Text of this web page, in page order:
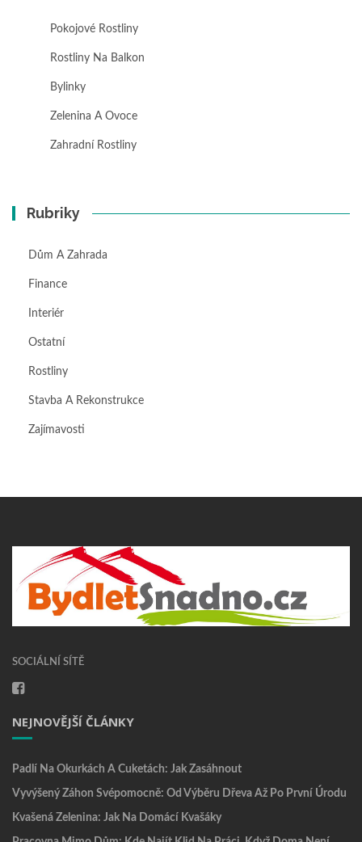
Pokojové Rostliny
Rostliny Na Balkon
Bylinky
Zelenina A Ovoce
Zahradní Rostliny
Rubriky
Dům A Zahrada
Finance
Interiér
Ostatní
Rostliny
Stavba A Rekonstrukce
Zajímavosti
SOCIÁLNÍ SÍTĚ
NEJNOVĚJŠÍ ČLÁNKY
Padlí Na Okurkách A Cuketách: Jak Zasáhnout
Vyvýšený Záhon Svépomocně: Od Výběru Dřeva Až Po První Úrodu
Kvašená Zelenina: Jak Na Domácí Kvašáky